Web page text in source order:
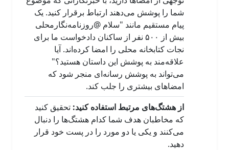
شما را پوشش می‌دهند ارتباط برقرار کنید. یک
پیام مستقیم مانند "سلام @روزنامه‌نگارمحلی
بیش از ۵۰۰ نفر از ساکنان دادخواست ما برای
نجات کتابخانه محلی را امضا کرده‌اند. آیا
علاقه‌مند به پوشش این داستان هستید؟"
می‌تواند به پوشش رسانه‌ای منجر شود که
امضاهای بیشتری را جلب کند.
از هشتگ‌های مرتبط استفاده کنید: تحقیق کنید
که مخاطبان هدف شما کدام هشتگ‌ها را دنبال
می‌کنند و یکی یا دو مورد را در پست خود قرار
دهید.